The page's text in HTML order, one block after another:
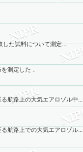
た試料について測定...
測定した．
航路上の大気エアロゾル中...
航路上での大気エアロゾル...